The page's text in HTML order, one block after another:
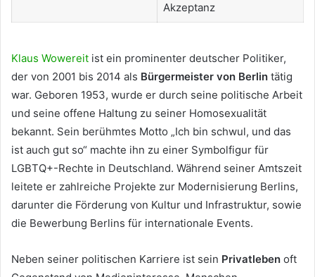
Akzeptanz
Klaus Wowereit ist ein prominenter deutscher Politiker,
der von 2001 bis 2014 als Bürgermeister von Berlin tätig
war. Geboren 1953, wurde er durch seine politische Arbeit
und seine offene Haltung zu seiner Homosexualität
bekannt. Sein berühmtes Motto „Ich bin schwul, und das
ist auch gut so“ machte ihn zu einer Symbolfigur für
LGBTQ+-Rechte in Deutschland. Während seiner Amtszeit
leitete er zahlreiche Projekte zur Modernisierung Berlins,
darunter die Förderung von Kultur und Infrastruktur, sowie
die Bewerbung Berlins für internationale Events.
Neben seiner politischen Karriere ist sein Privatleben oft